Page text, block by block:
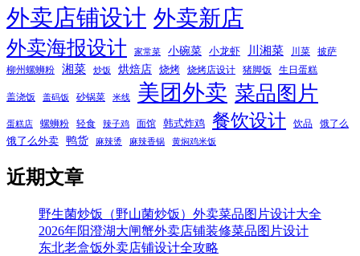
外卖店铺设计 外卖新店
外卖海报设计 家常菜 小碗菜 小龙虾 川湘菜 川菜
披萨
柳州螺蛳粉
湘菜 炒饭 烘焙店 烧烤 烧烤店设计 猪脚饭 生日蛋糕
盖浇饭 盖码饭 砂锅菜 米线 美团外卖 菜品图片
蛋糕店 螺蛳粉 轻食 辣子鸡 面馆 韩式炸鸡 餐饮设计 饮品 饿了么
饿了么外卖 鸭货 麻辣烫 麻辣香锅 黄焖鸡米饭
近期文章
野生菌炒饭（野山菌炒饭）外卖菜品图片设计大全
2026年阳澄湖大闸蟹外卖店铺装修菜品图片设计
东北老盒饭外卖店铺设计全攻略